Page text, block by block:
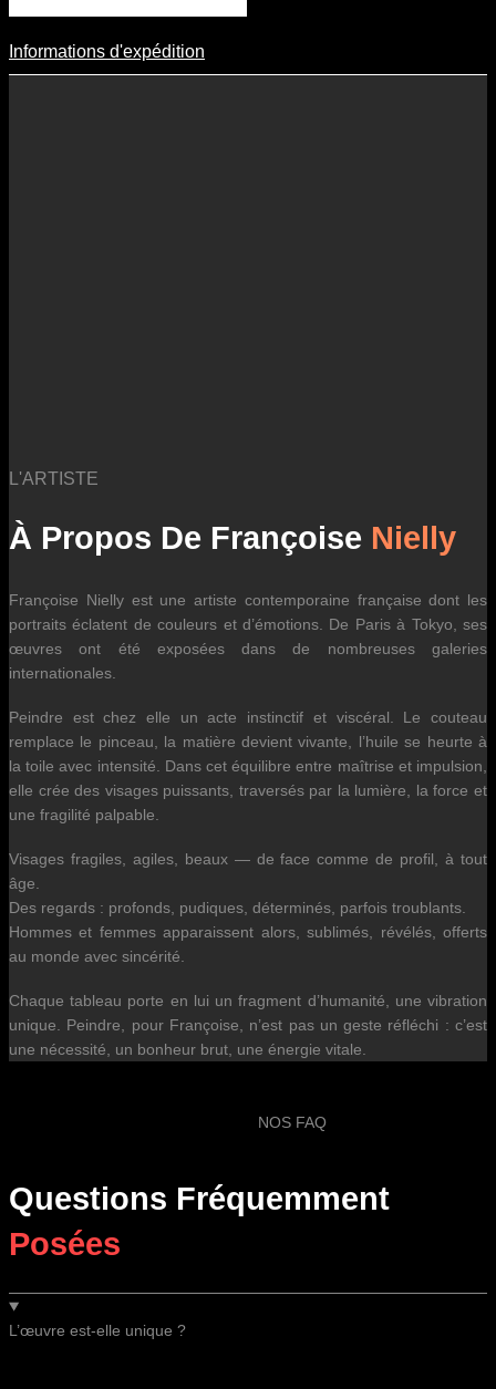
Informations D'expédition
Informations d'expédition
L'ARTISTE
À Propos De Françoise Nielly
Françoise Nielly est une artiste contemporaine française dont les
portraits éclatent de couleurs et d’émotions. De Paris à Tokyo, ses
œuvres ont été exposées dans de nombreuses galeries
internationales.
Peindre est chez elle un acte instinctif et viscéral. Le couteau
remplace le pinceau, la matière devient vivante, l’huile se heurte à
la toile avec intensité. Dans cet équilibre entre maîtrise et impulsion,
elle crée des visages puissants, traversés par la lumière, la force et
une fragilité palpable.
Visages fragiles, agiles, beaux — de face comme de profil, à tout
âge.
Des regards : profonds, pudiques, déterminés, parfois troublants.
Hommes et femmes apparaissent alors, sublimés, révélés, offerts
au monde avec sincérité.
Chaque tableau porte en lui un fragment d’humanité, une vibration
unique. Peindre, pour Françoise, n’est pas un geste réfléchi : c’est
une nécessité, un bonheur brut, une énergie vitale.
NOS FAQ
Questions Fréquemment
Posées
L’œuvre est-elle unique ?